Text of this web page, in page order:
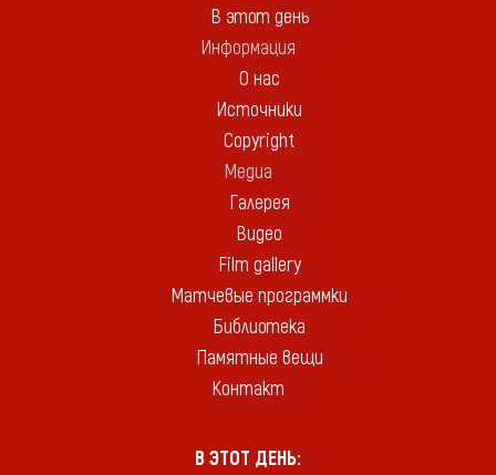
В этот день
Информация
О нас
Источники
Copyright
Медиа
Галерея
Видео
Film gallery
Матчевые программки
Библиотека
Памятные вещи
Контакт
В ЭТОТ ДЕНЬ: